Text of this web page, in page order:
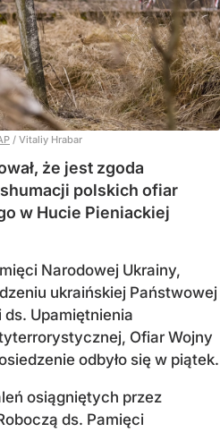
/ Vitaliy Hrabar
że jest zgoda
polskich ofiar
w Hucie Pieniackiej
Narodowej Ukrainy,
ukraińskiej Państwowej
Upamiętnienia
Ofiar Wojny
odbyło się w piątek.
osiągniętych przez
ds. Pamięci